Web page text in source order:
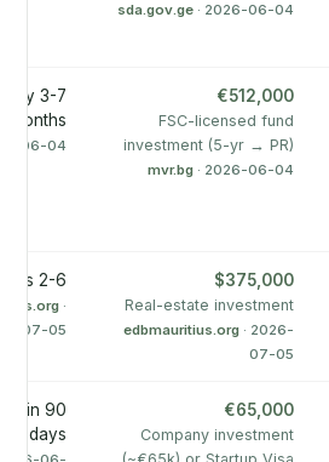
sda.gov.ge · 2026-06-04
€512,000
FSC-licensed fund
investment (5-yr → PR)
mvr.bg · 2026-06-04
3-7
months
06-04
$375,000
Real-estate investment
edbmauritius.org · 2026-
07-05
2-6 months
·
07-05
€65,000
Company investment
90
days